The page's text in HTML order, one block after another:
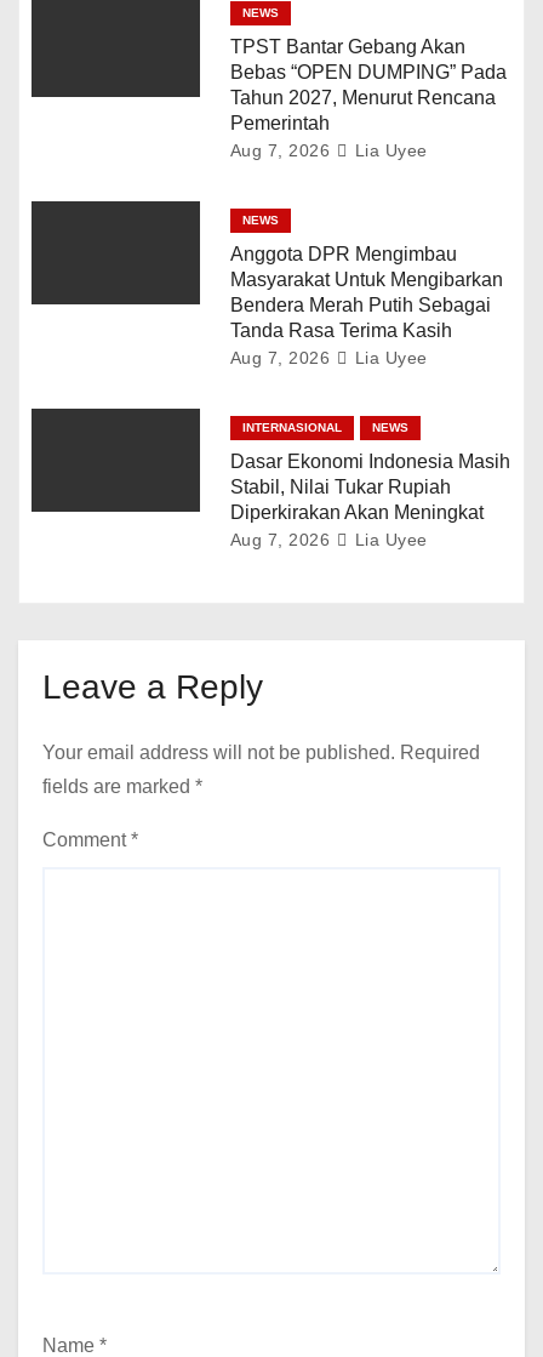
NEWS
TPST Bantar Gebang Akan
Bebas “OPEN DUMPING” Pada
Tahun 2027, Menurut Rencana
Pemerintah
Aug 7, 2026 Lia Uyee
NEWS
Anggota DPR Mengimbau
Masyarakat Untuk Mengibarkan
Bendera Merah Putih Sebagai
Tanda Rasa Terima Kasih
Aug 7, 2026 Lia Uyee
INTERNASIONAL NEWS
Dasar Ekonomi Indonesia Masih
Stabil, Nilai Tukar Rupiah
Diperkirakan Akan Meningkat
Aug 7, 2026 Lia Uyee
Leave a Reply
Your email address will not be published. Required
fields are marked *
Comment*
Name *